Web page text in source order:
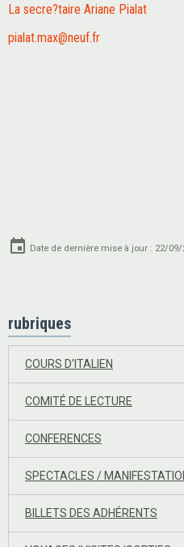
La secre?taire Ariane Pialat
pialat.max@neuf.fr
Date de dernière mise à jour : 22/09/
rubriques
COURS D'ITALIEN
COMITÉ DE LECTURE
CONFERENCES
SPECTACLES /
BILLETS DES ADHÉRENTS